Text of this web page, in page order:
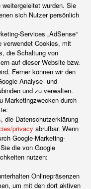
wurden. Sie
sich Nutzer persönlich
Services „AdSense“
verwendet Cookies, mit
die Schaltung von
auf dieser Website bzw.
Ferner können wir den
Analyse- und
und zu verwalten.
Marketingzwecken durch
, die Datenschutzerklärung
privacy abrufbar. Wenn
Google-Marketing-
die von Google
nutzen:
Onlinepräsenzen
um mit den dort aktiven